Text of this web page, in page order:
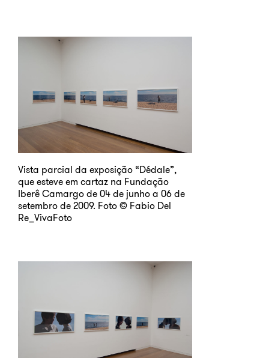
Vista parcial da exposição “Dédale”,
que esteve em cartaz na Fundação
Iberê Camargo de 04 de junho a 06 de
setembro de 2009. Foto © Fabio Del
Re_VivaFoto